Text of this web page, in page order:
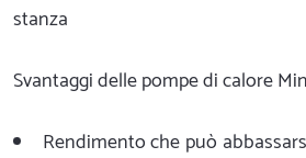
stanza
Svantaggi delle pompe di calore
Rendimento che può